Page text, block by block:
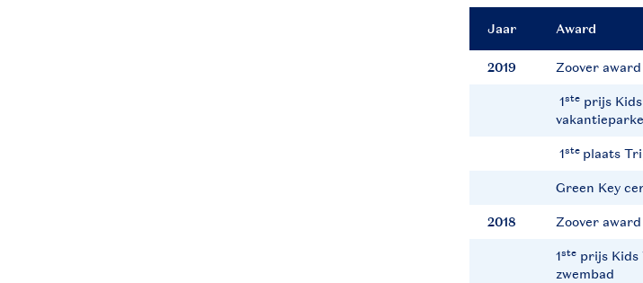
Jaar Award
2019
Zoover
1steprijs Kids
1ste plaats
Green Key
2018
Zoover
1steprijs Kids
zwembad